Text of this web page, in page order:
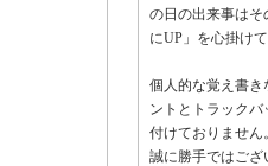
の日の出来事はそ
にUP」を心掛けて
個人的な覚え書き
ントとトラックバ
付けておりません。
誠に勝手ではござ